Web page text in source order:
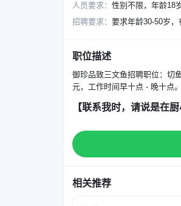
人员要求： 性别不限，年龄18
招聘要求：
职位描述
御珍品致三文鱼招聘职位：切
元，工作时间早十点 - 晚十点。
【联系我时，请说是在
相关推荐